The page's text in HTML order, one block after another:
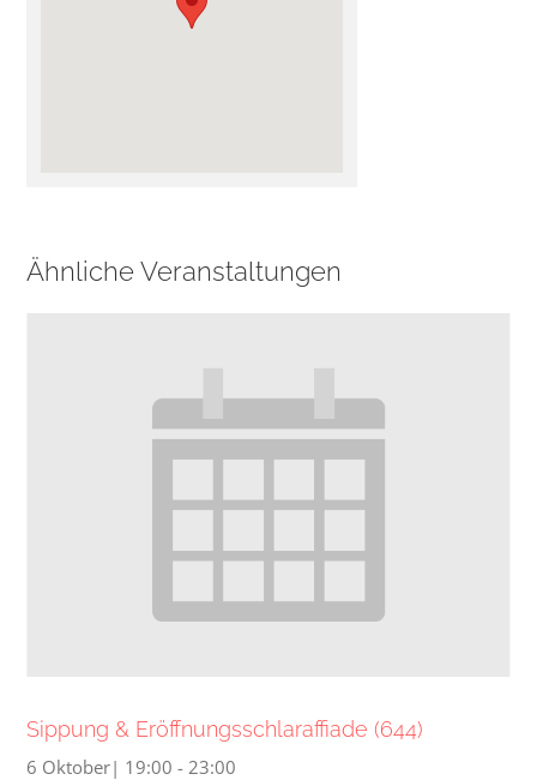
Ähnliche Veranstaltungen
Sippung & Eröffnungsschlaraffiade (644)
6 Oktober| 19:00 - 23:00